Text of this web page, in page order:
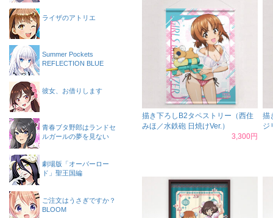
描き下ろしB2タペストリー（西住
みほ／水鉄砲 日焼けVer.）
3,300円
描
ジ
ライザのアトリエ
Summer Pockets
REFLECTION BLUE
彼女、お借りします
青春ブタ野郎はランドセ
ルガールの夢を見ない
劇場版「オーバーロー
ド」聖王国編
ご注文はうさぎですか？
BLOOM